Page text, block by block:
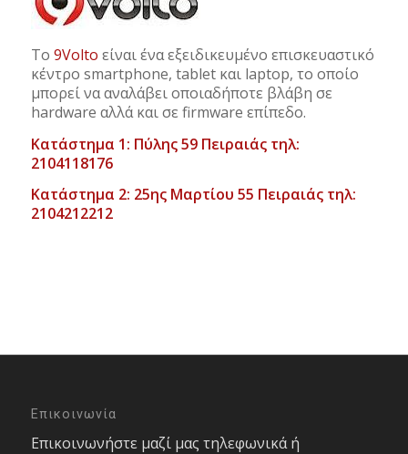
Το 9Volto είναι ένα εξειδικευμένο επισκευαστικό
κέντρο smartphone, tablet και laptop, το οποίο
μπορεί να αναλάβει οποιαδήποτε βλάβη σε
hardware αλλά και σε firmware επίπεδο.
Κατάστημα 1: Πύλης 59 Πειραιάς τηλ:
2104118176
Κατάστημα 2: 25ης Μαρτίου 55 Πειραιάς τηλ:
2104212212
Επικοινωνία
Επικοινωνήστε μαζί μας τηλεφωνικά ή